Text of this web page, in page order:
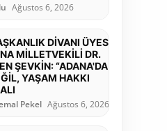
Ağustos 6, 2026
DİVANI ÜYESİ
MİLLETVEKİLİ DR.
ŞEVKİN: “ADANA'DA
YAŞAM HAKKI
Pekel Ağustos 6, 2026